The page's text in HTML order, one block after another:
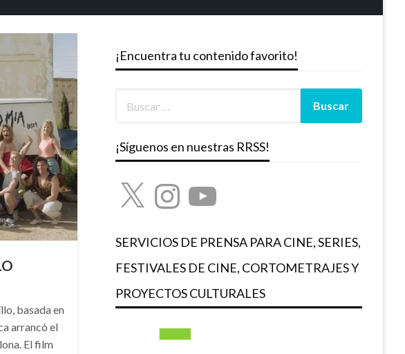
basada en
arrancó el
El film
¡Encuentra tu contenido favorito!
¡Síguenos en nuestras RRSS!
X InstagramYouTube
SERVICIOS DE PRENSA PARA CINE, SERIES,
FESTIVALES DE CINE, CORTOMETRAJES Y
PROYECTOS CULTURALES